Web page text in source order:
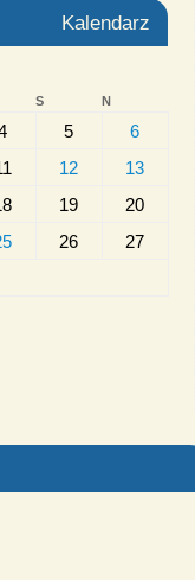
Kalendarz
S N
5
6
12
13
19
20
26
27